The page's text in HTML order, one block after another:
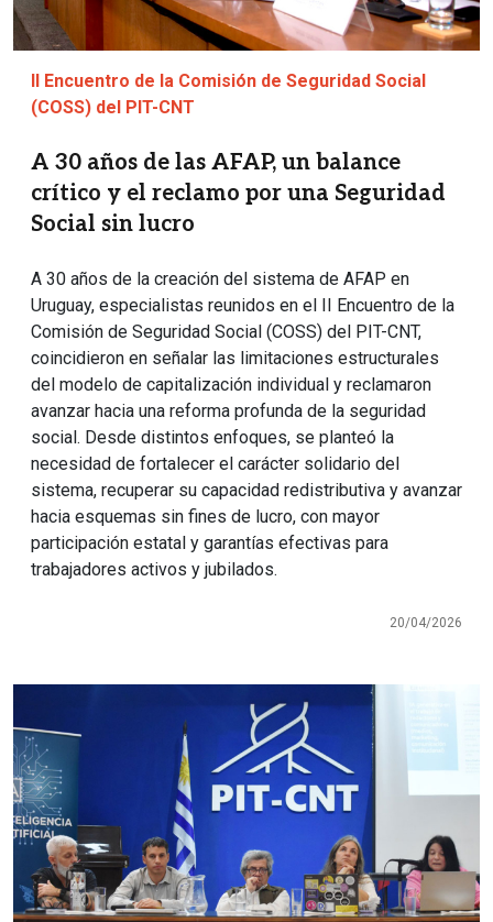
II Encuentro de la Comisión de Seguridad Social
(COSS) del PIT-CNT
A 30 años de las AFAP, un balance
crítico y el reclamo por una Seguridad
Social sin lucro
A 30 años de la creación del sistema de AFAP en
Uruguay, especialistas reunidos en el II Encuentro de la
Comisión de Seguridad Social (COSS) del PIT-CNT,
coincidieron en señalar las limitaciones estructurales
del modelo de capitalización individual y reclamaron
avanzar hacia una reforma profunda de la seguridad
social. Desde distintos enfoques, se planteó la
necesidad de fortalecer el carácter solidario del
sistema, recuperar su capacidad redistributiva y avanzar
hacia esquemas sin fines de lucro, con mayor
participación estatal y garantías efectivas para
trabajadores activos y jubilados.
20/04/2026